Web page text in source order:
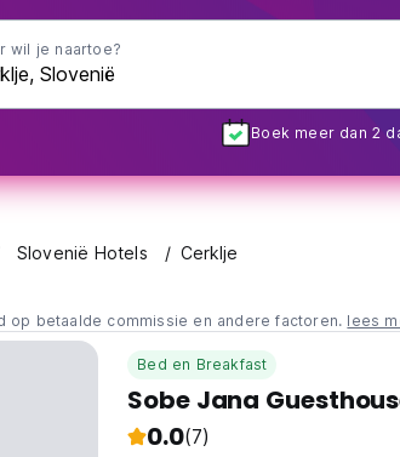
wil je naartoe?
Boek meer dan 2
Slovenië Hotels Cerklje
op betaalde commissie en andere factoren. lees
Bed en Breakfast
Sobe Jana
0.0(7)